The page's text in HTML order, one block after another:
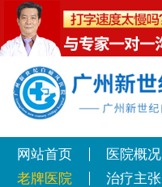
网站首页 医院概况
老牌医院
治疗主张